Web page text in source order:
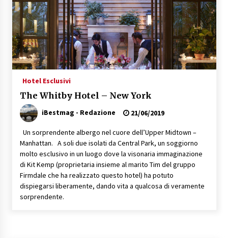
Speciale – Cinque Risi Italiani Top
04/03/2019
Speciale Vini Rosè Italiani
31/07/2018
Hotel Esclusivi
The Whitby Hotel – New York
iBestmag - Redazione 21/06/2019
Un sorprendente albergo nel cuore dell’Upper Midtown –
Manhattan. A soli due isolati da Central Park, un soggiorno
molto esclusivo in un luogo dove la visonaria immaginazione
di Kit Kemp (proprietaria insieme al marito Tim del gruppo
Firmdale che ha realizzato questo hotel) ha potuto
dispiegarsi liberamente, dando vita a qualcosa di veramente
sorprendente.